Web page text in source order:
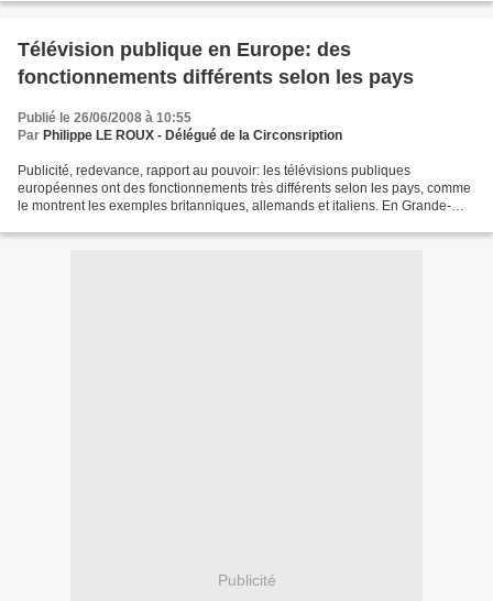
Télévision publique en Europe: des
fonctionnements différents selon les pays
Publié le 26/06/2008 à 10:55
Par Philippe LE ROUX - Délégué de la Circonsription
Publicité, redevance, rapport au pouvoir: les télévisions publiques
européennes ont des fonctionnements très différents selon les pays, comme
le montrent les exemples britanniques, allemands et italiens. En Grande-
Publicité